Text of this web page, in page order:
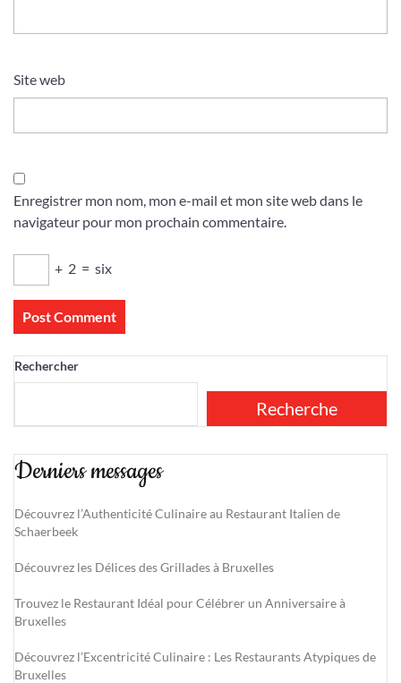
Site web
Enregistrer mon nom, mon e-mail et mon site web dans le
navigateur pour mon prochain commentaire.
+ 2 = six
Rechercher
Recherche
Derniers messages
Découvrez l’Authenticité Culinaire au Restaurant Italien de
Schaerbeek
Découvrez les Délices des Grillades à Bruxelles
Trouvez le Restaurant Idéal pour Célébrer un Anniversaire à
Bruxelles
Découvrez l’Excentricité Culinaire : Les Restaurants Atypiques de
Bruxelles